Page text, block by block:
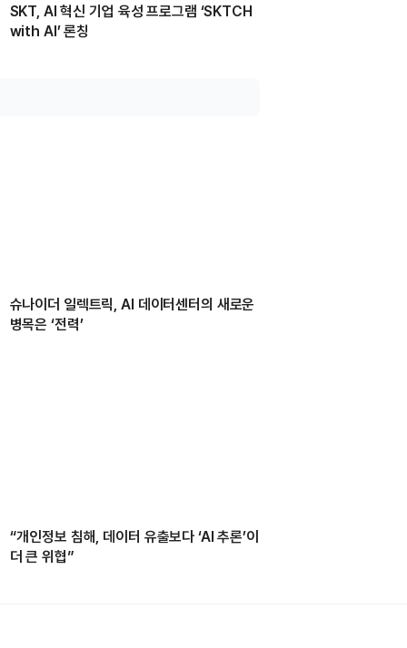
SKT, AI 혁신 기업 육성 프로그램 ‘SKTCH
with AI’ 론칭
슈나이더 일렉트릭, AI 데이터센터의 새로운
병목은 ‘전력’
“개인정보 침해, 데이터 유출보다 ‘AI 추론’이
더 큰 위협”